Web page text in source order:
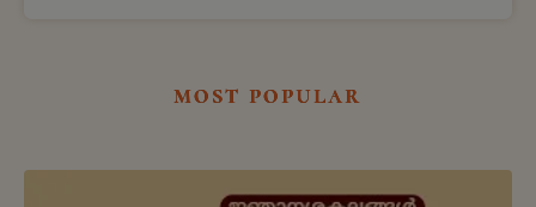
most popular